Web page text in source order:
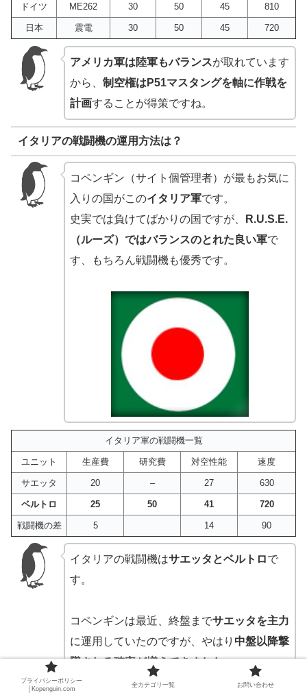
ドイツ ME262 30 50 45 810
日本 震電 30 50 45 720
アメリカ軍は陸軍もバランスが取れています
から、 制空権はP51マスタングを軸に作戦を
計画することが得策ですね。
イタリアの戦闘機の運用方法は？
コペンギン（サイト個管理者）が最もお気に
入りの国がこのイタリア軍です。
史実では負けてばかりの国ですが、
R.U.S.E.
（ルーズ）ではバランスのとれた良い軍で
す、もちろん戦闘機も優秀です。
イタリア軍の戦闘機一覧
ユニット 生産費 研究費 対空性能 速度
サエッタ 20 – 27 630
ベルトロ 25 50 41 720
戦闘機の差 5 14 90
イタリアの戦闘機はサエッタとベルトロで
す。
コペンギンは最近、終盤までサエッタを主力
に運用していたのですが、やはり 中盤以降撃
墜される確率が増えてきました。
プライバシーポリシー
│Kopenguin.com
全カテゴリ一覧 お問い合わせ